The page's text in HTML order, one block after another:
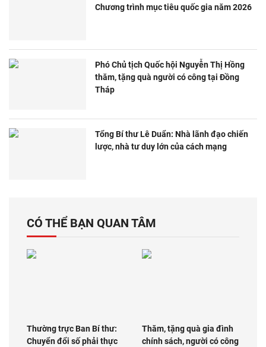
Chương trình mục tiêu quốc gia năm 2026
Phó Chủ tịch Quốc hội Nguyễn Thị Hồng
thăm, tặng quà người có công tại Đồng
Tháp
Tổng Bí thư Lê Duẩn: Nhà lãnh đạo chiến
lược, nhà tư duy lớn của cách mạng
CÓ THỂ BẠN QUAN TÂM
Thường trực Ban Bí thư:
Chuyển đổi số phải thực
Thăm, tặng quà gia đình
chính sách, người có công